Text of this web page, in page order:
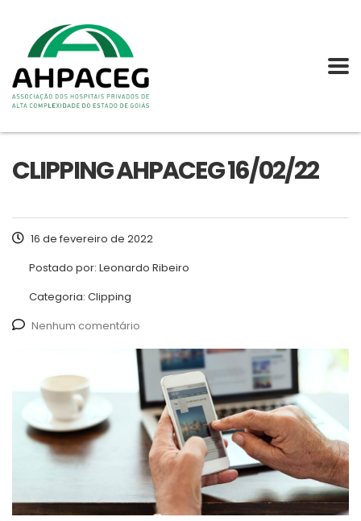
CLIPPING AHPACEG 16/02/22
16 de fevereiro de 2022
Postado por: Leonardo Ribeiro
Categoria: Clipping
Nenhum comentário